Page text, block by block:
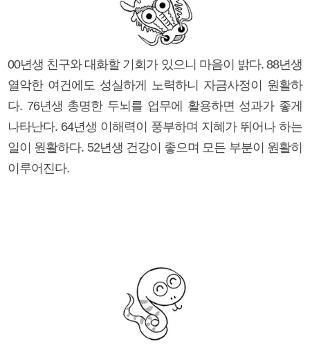
00년생 친구와 대화할 기회가 있으니 마음이 밝다. 88년생
열악한 여건에도 성실하게 노력하니 자금사정이 원활하
다. 76년생 총명한 두뇌를 업무에 활용하면 성과가 좋게
나타난다. 64년생 이해력이 풍부하며 지혜가 뛰어나 하는
일이 원활하다. 52년생 건강이 좋으며 모든 부분이 원활히
이루어진다.